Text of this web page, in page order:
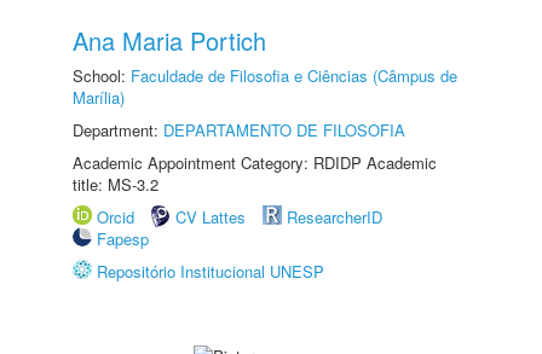
Ana Maria Portich
School: Faculdade de Filosofia e Ciências (Câmpus de
Marília)
Department: DEPARTAMENTO DE FILOSOFIA
Academic Appointment Category: RDIDP Academic
title: MS-3.2
Orcid
CV Lattes
ResearcherID
Fapesp
Repositório Institucional UNESP